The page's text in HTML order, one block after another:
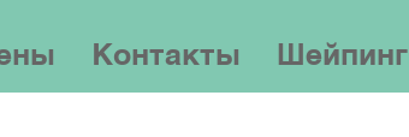
Контакты Шейпинг